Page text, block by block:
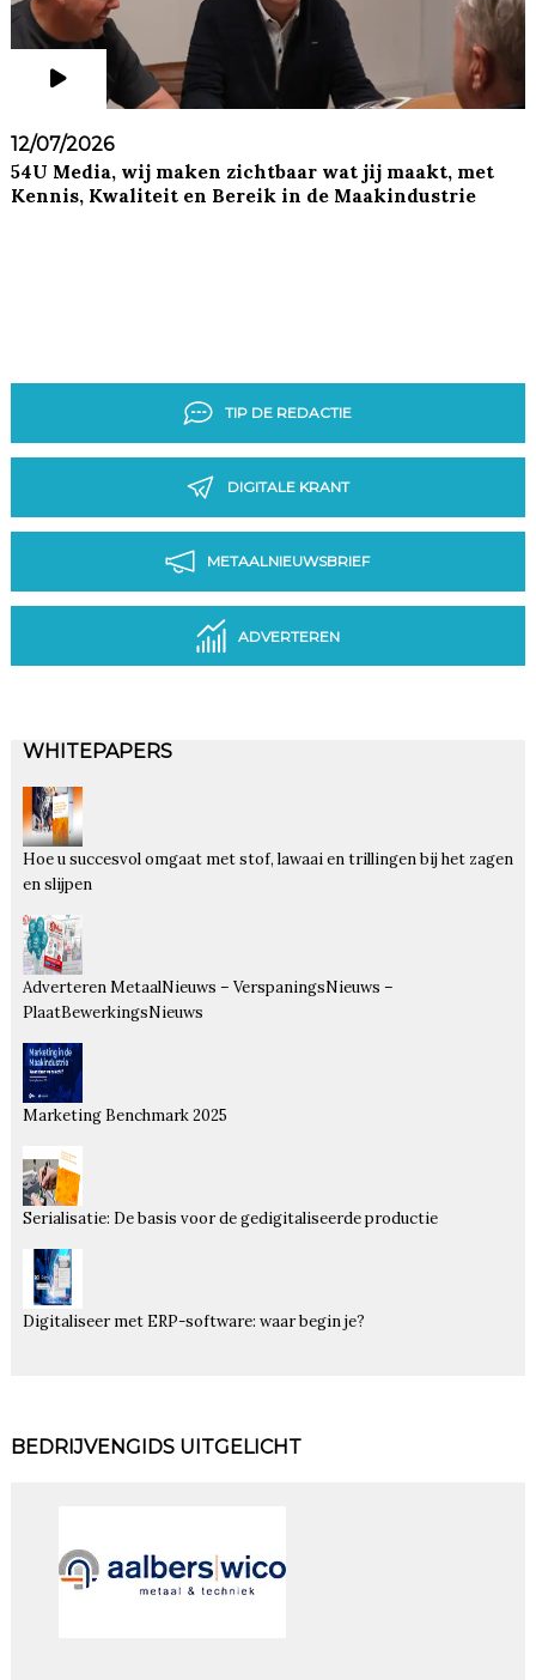
12/07/2026
54U Media, wij maken zichtbaar wat jij maakt, met
Kennis, Kwaliteit en Bereik in de Maakindustrie
TIP DE REDACTIE
DIGITALE KRANT
METAALNIEUWSBRIEF
ADVERTEREN
WHITEPAPERS
Hoe u succesvol omgaat met stof, lawaai en trillingen bij het zagen
en slijpen
Adverteren MetaalNieuws – VerspaningsNieuws –
PlaatBewerkingsNieuws
Marketing Benchmark 2025
Serialisatie: De basis voor de gedigitaliseerde productie
Digitaliseer met ERP-software: waar begin je?
BEDRIJVENGIDS UITGELICHT